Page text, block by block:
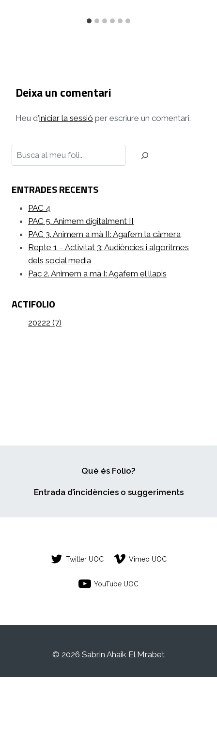
Deixa un comentari
Heu d'iniciar la sessió per escriure un comentari.
Cerca
ENTRADES RECENTS
PAC 4
PAC 5. Animem digitalment II
PAC 3. Animem a mà II: Agafem la càmera
Repte 1 – Activitat 3: Audiències i algoritmes
dels social media
Pac 2. Animem a mà I: Agafem el llapis
ACTIFOLIO
20222 (7)
Què és Folio?
Entrada d’incidències o suggeriments
Twitter UOC Vimeo UOC
YouTube UOC
© 2026 Sabrin Ahaik El Mrabet